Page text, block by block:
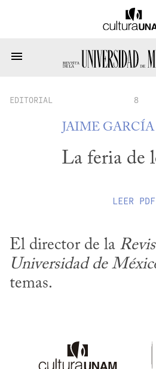
EDITORIAL 8
JAIME GARCÍA
La feria de
LEER PDF
El director de la
Universidad de
temas.